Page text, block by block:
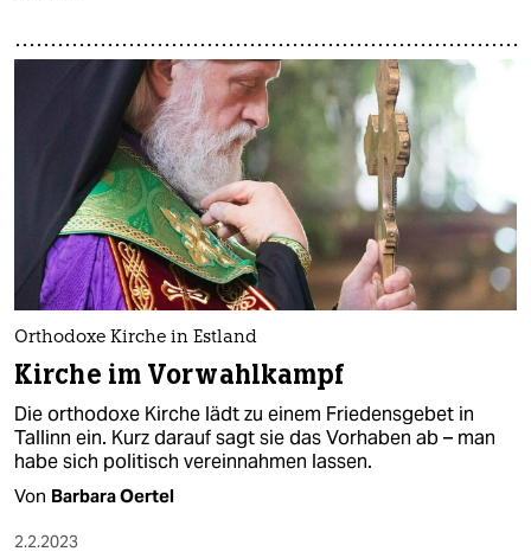
Orthodoxe Kirche in Estland
Kirche im Vorwahlkampf
Die orthodoxe Kirche lädt zu einem Friedensgebet in
Tallinn ein. Kurz darauf sagt sie das Vorhaben ab – man
habe sich politisch vereinnahmen lassen.
Von Barbara Oertel
2.2.2023